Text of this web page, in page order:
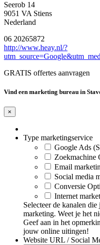
Seerob 14
9051 VA Stiens
Nederland
06 20265872
http://www.heay.nl/?
GRATIS offertes aanvragen
Vind een marketing bureau in
×
Type marketingservice
Google Ads
Zoekmachine
Email
Social media
Conversie
Internet
Selecteer de kanalen
marketing. Weet je het
Geef aan in het
jouw online uitingen!
Website URL / Social